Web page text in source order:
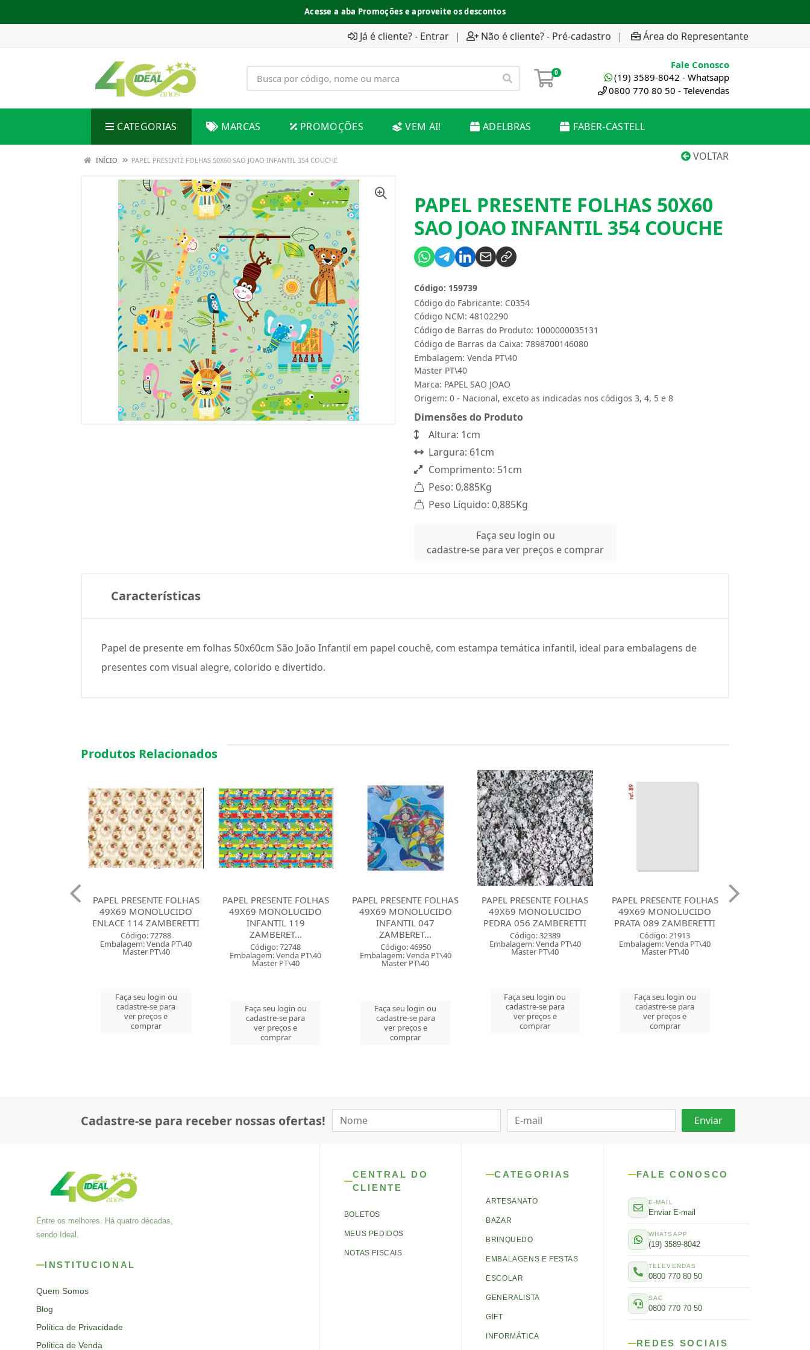
Acesse a aba Promoções e aproveite os descontos
Já é cliente? - Entrar | Não é cliente? - Pré-cadastro | Área do Representante
0
Fale Conosco
(19) 3589-8042 - Whatsapp
0800 770 80 50 - Televendas
CATEGORIAS MARCAS PROMOÇÕES VEM AI! ADELBRAS FABER-CASTELL
VOLTAR
INÍCIO PAPEL PRESENTE FOLHAS 50X60 SAO JOAO INFANTIL 354 COUCHE
PAPEL PRESENTE FOLHAS 50X60
SAO JOAO INFANTIL 354 COUCHE
Código do Fabricante: C0354
Código: 159739
Código NCM: 48102290
Código de Barras do Produto: 1000000035131
Código de Barras da Caixa: 7898700146080
Embalagem: Venda PT\40
Master PT\40
Marca: PAPEL SAO JOAO
Origem: 0 - Nacional, exceto as indicadas nos códigos 3, 4, 5 e 8
Dimensões do Produto
Altura: 1cm
Largura: 61cm
Comprimento: 51cm
Peso: 0,885Kg
Peso Líquido: 0,885Kg
Faça seu login ou
cadastre-se para ver preços e comprar
Características
Papel de presente em folhas 50x60cm São João Infantil em papel couchê, com estampa temática infantil, ideal para embalagens de
presentes com visual alegre, colorido e divertido.
Produtos Relacionados
PAPEL PRESENTE FOLHAS
49X69 MONOLUCIDO
INFANTIL 119
ZAMBERET...
Código: 72748
Embalagem: Venda PT\40
Faça seu login ou
cadastre-se para
ver preços e
PAPEL PRESENTE FOLHAS
49X69 MONOLUCIDO
INFANTIL 047
ZAMBERET...
Código: 46950
Embalagem: Venda PT\40
Master PT\40
Faça seu login ou
cadastre-se para
ver preços e
comprar
PAPEL PRESENTE FOLHAS
49X69 MONOLUCIDO
PEDRA 056 ZAMBERETTI
Código: 32389
Embalagem: Venda PT\40
Master PT\40
cadastre-se para
ver preços e
comprar
PAPEL PRESENTE FOLHAS
49X69 MONOLUCIDO
PRATA 089 ZAMBERETTI
Código: 21913
Embalagem: Venda PT\40
Master PT\40
Faça seu login ou
cadastre-se para
ver preços e
comprar
PAPEL PRESENTE FOLHAS
49X69 MONOLUCIDO
NEUTRO 070 ZAMBERETTI
Código: 21904
Embalagem: Venda PT\40
Master PT\40
Faça seu login ou
cadastre-se para
ver preços e
comprar
Cadastre-se para receber nossas ofertas!
Entre os melhores. Há quatro décadas,
sendo Ideal.
INSTITUCIONAL
Quem Somos
Blog
Política de Privacidade
Política de Venda
CENTRAL DO
CLIENTE
BOLETOS
MEUS PEDIDOS
NOTAS FISCAIS
CATEGORIAS
ARTESANATO
BAZAR
BRINQUEDO
EMBALAGENS E FESTAS
ESCOLAR
GENERALISTA
GIFT
INFORMÁTICA
FALE CONOSCO
E-MAIL
Enviar E-mail
WHATSAPP
(19) 3589-8042
TELEVENDAS
0800 770 80 50
SAC
0800 770 70 50
REDES SOCIAIS